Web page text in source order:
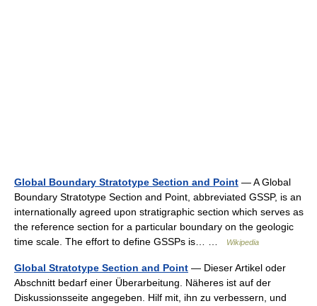
Global Boundary Stratotype Section and Point — A Global
Boundary Stratotype Section and Point, abbreviated GSSP, is an
internationally agreed upon stratigraphic section which serves as
the reference section for a particular boundary on the geologic
time scale. The effort to define GSSPs is… …
Wikipedia
Global Stratotype Section and Point — Dieser Artikel oder
Abschnitt bedarf einer Überarbeitung. Näheres ist auf der
Diskussionsseite angegeben. Hilf mit, ihn zu verbessern, und